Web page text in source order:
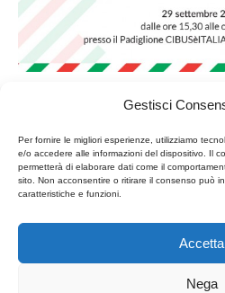
Gestisci
Per fornire le migliori esperienze, utilizziamo
e/o accedere alle informazioni del dispositivo. Il
permetterà di elaborare dati come il
sito. Non acconsentire o ritirare il consenso può
caratteristiche e funzioni.
Accetta
Nega
Convegno “Made in
Eventi ,Press & Expo 21 Settembre
29 settembre, h. 15,30 – pad.